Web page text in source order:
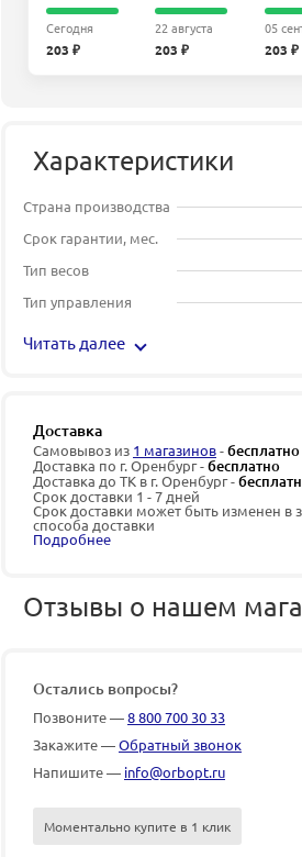
Сегодня
203 ₽
22 августа
203 ₽
05
203 ₽
Характеристики
Страна производства
Срок гарантии, мес.
Тип весов
Тип управления
Читать далее
Доставка
Самовывоз из 1 магазинов-бесплатно
Доставка по г. Оренбург -бесплатно
Доставка до ТК в г. Оренбург -
Срок доставки 1 - 7 дней
Срок доставки может быть изменен в
способа доставки
Подробнее
Отзывы о нашем
Остались вопросы?
Позвоните —8 800 700 30 33
Закажите —Обратный звонок
Напишите — info@orbopt.ru
Моментально купите в 1 клик